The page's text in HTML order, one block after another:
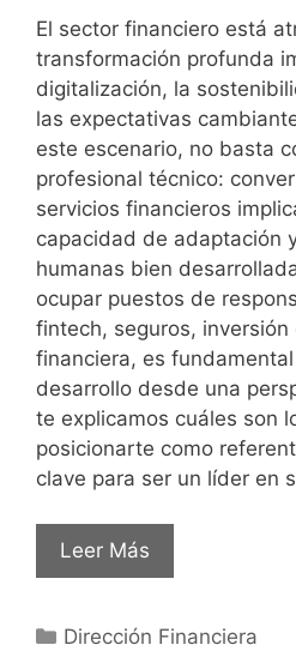
El sector financiero está
transformación profunda
digitalización, la
las expectativas
este escenario, no basta
profesional técnico:
servicios financieros
capacidad de adaptación
humanas bien
ocupar puestos de
fintech, seguros, inversión
financiera, es
desarrollo desde una
te explicamos cuáles son
posicionarte como
clave para ser un líder en
Leer Más
Dirección Financiera